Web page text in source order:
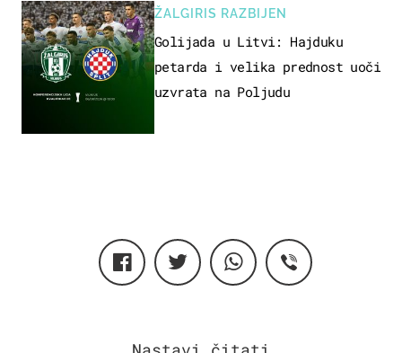
ŽALGIRIS RAZBIJEN
Golijada u Litvi: Hajduku
petarda i velika prednost uoči
uzvrata na Poljudu